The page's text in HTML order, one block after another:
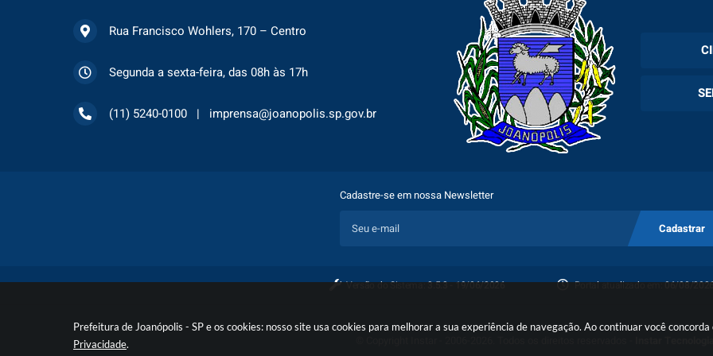
Prefeitura de Joanópolis - SP e os cookies: nosso site usa cookies para melhorar a sua experiência de navegação. Ao continuar você concorda
Privacidade.
Rua Francisco Wohlers, 170 – Centro
Segunda a sexta-feira, das 08h às 17h
(11) 5240-0100 imprensa@joanopolis.sp.gov.br
Cadastre-se em nossa Newsletter
Cadastrar
Versão do Sistema:3.5.3 - 19/06/2026 Portal atualizado em:06/08/